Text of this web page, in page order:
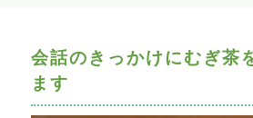
会話のきっかけにむぎ茶
ます